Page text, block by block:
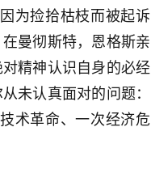
为捡拾枯枝而被起诉
曼彻斯特，恩格斯亲
精神认识自身的必经
未认真面对的问题：
术革命、一次经济危